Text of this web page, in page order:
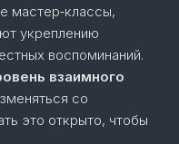
мастер‑классы,
укреплению
воспоминаний.
взаимного
со
это открыто, чтобы